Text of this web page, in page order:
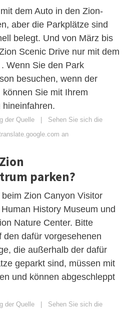
dem Auto in den Zion-
aber die Parkplätze sind
belegt. Und von März bis
Scenic Drive nur mit dem
Wenn Sie den Park
besuchen, wenn der
Sie mit Ihrem
hineinfahren.
der Quelle | Sehen Sie sich die
an
parken?
Zion Canyon Visitor
History Museum und
Nature Center. Bitte
den dafür vorgesehenen
die außerhalb der dafür
geparkt sind, müssen mit
und können abgeschleppt
der Quelle | Sehen Sie sich die